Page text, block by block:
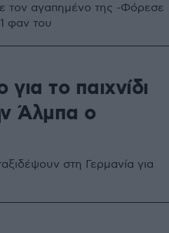
τον αγαπημένο της -Φόρεσε
φαν του
το παιχνίδι
Άλμπα ο
στη Γερμανία για